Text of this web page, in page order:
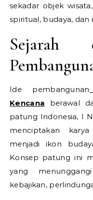
sekadar objek
spiritual, budaya, dan
Sejarah
Ide pembangunan
Kencana berawal
patung Indonesia, I
menciptakan
menjadi ikon
Konsep patung ini
yang
kebajikan,